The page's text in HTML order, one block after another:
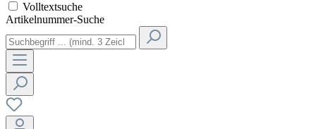
Volltextsuche
Artikelnummer-Suche